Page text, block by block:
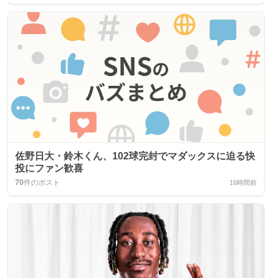
佐野日大・鈴木くん、102球完封でマダックスに迫る快
投にファン歓喜
70件のポスト 16時間前